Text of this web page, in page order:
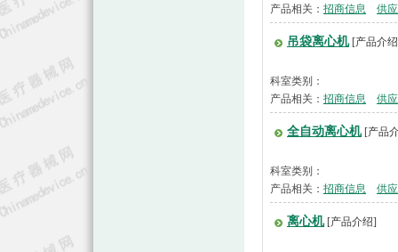
产品相关： 招商信息 供
吊袋离心机 [产品介
科室类别：
产品相关： 招商信息 供
全自动离心机 [产品
科室类别：
产品相关： 招商信息 供
离心机 [产品介绍]